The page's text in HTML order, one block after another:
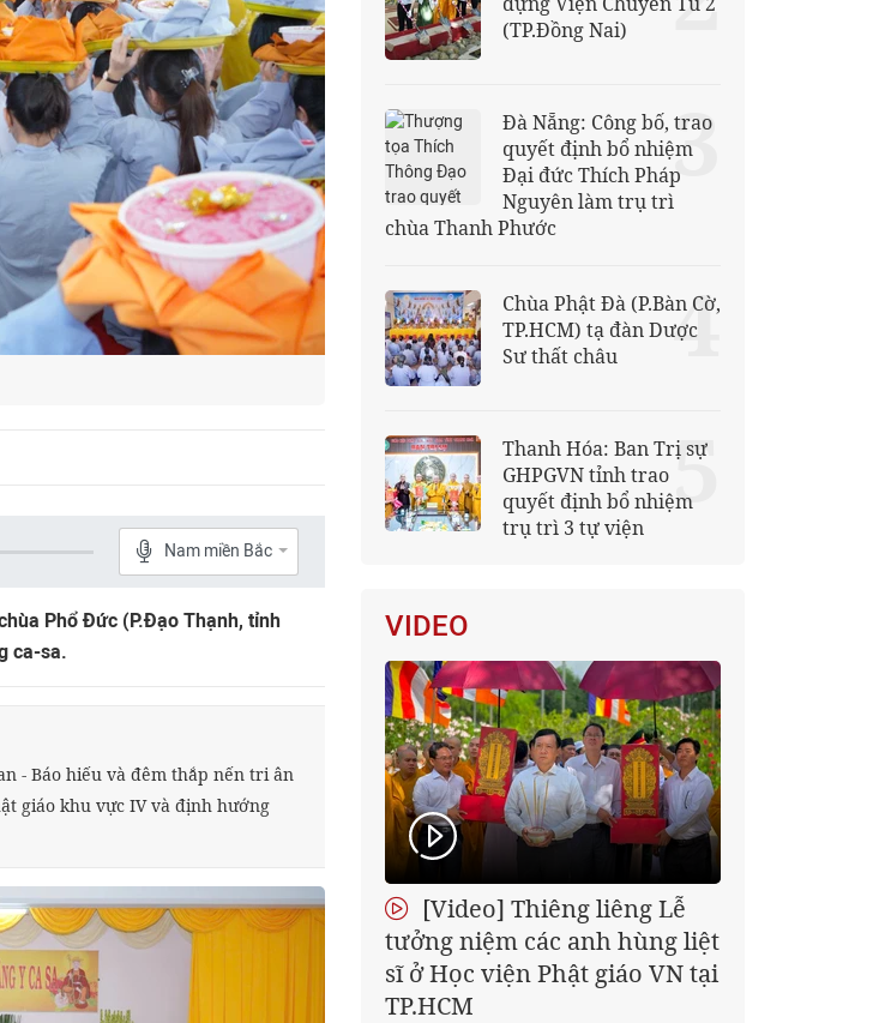
Nam miền Bắc
Phổ Đức (P.Đạo Thạnh, tỉnh
ca-sa.
- Báo hiếu và đêm thắp nến tri ân
giáo khu vực IV và định hướng
(TP.Đồng Nai)
Đà Nẵng: Công bố, trao
quyết định bổ nhiệm
Đại đức Thích Pháp
Nguyên làm trụ trì
chùa Thanh Phước
3
Chùa Phật Đà (P.Bàn Cờ,
TP.HCM) tạ đàn Dược
Sư thất châu
4
Thanh Hóa: Ban Trị sự
GHPGVN tỉnh trao
quyết định bổ nhiệm
trụ trì 3 tự viện
5
VIDEO
[Video] Thiêng liêng Lễ
tưởng niệm các anh hùng liệt
sĩ ở Học viện Phật giáo VN tại
TP.HCM